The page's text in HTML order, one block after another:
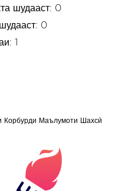
шудааст: 0
0
1
Корбурди Маълумоти Шахсӣ